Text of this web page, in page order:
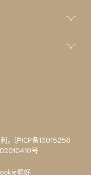
。沪ICP备13015256
号
偏好